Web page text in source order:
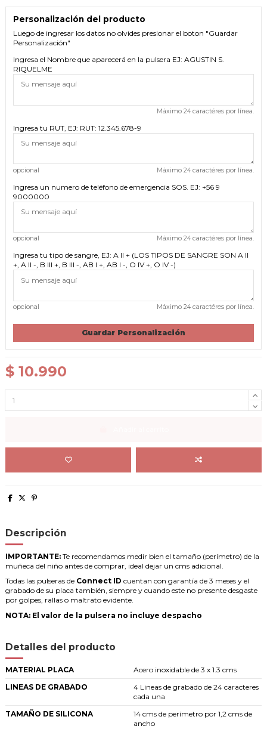
Personalización del producto
Luego de ingresar los datos no olvides presionar el boton "Guardar
Personalización"
Ingresa el Nombre que aparecerá en la pulsera EJ: AGUSTIN S.
RIQUELME
Máximo 24 caractéres por línea.
Ingresa tu RUT, EJ: RUT: 12.345.678-9
opcional Máximo 24 caractéres por línea.
Ingresa un numero de teléfono de emergencia SOS. EJ: +56 9
9000000
opcional Máximo 24 caractéres por línea.
Ingresa tu tipo de sangre, EJ: A II + (LOS TIPOS DE SANGRE SON A II
+, A II -, B III +, B III -, AB I +, AB I -, O IV +, O IV -)
opcional Máximo 24 caractéres por línea.
Guardar Personalización
$ 10.990
Descripción
IMPORTANTE: Te recomendamos medir bien el tamaño (perímetro) de la
muñeca del niño antes de comprar, ideal dejar un cms adicional.
Todas las pulseras de Connect ID cuentan con garantía de 3 meses y el
grabado de su placa también, siempre y cuando este no presente desgaste
por golpes, rallas o maltrato evidente.
NOTA: El valor de la pulsera no incluye despacho
Detalles del producto
MATERIAL PLACA
Acero inoxidable de 3 x 1.3 cms
LINEAS DE GRABADO
4 Lineas de grabado de 24 caracteres
cada una
TAMAÑO DE SILICONA
14 cms de perímetro por 1,2 cms de
ancho